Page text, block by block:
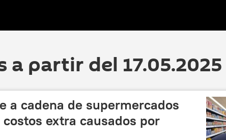
a partir del 17.05.2025
a cadena de supermercados
extra causados por